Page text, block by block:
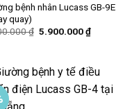
bệnh nhân Lucass GB-9E
quay)
₫ Giá
5.900.000₫Giá
hiện